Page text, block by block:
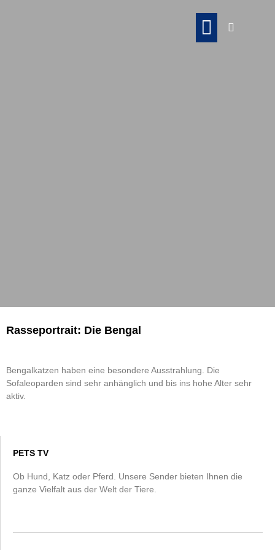
Rasseportrait: Die Bengal
Bengalkatzen haben eine besondere Ausstrahlung. Die
Sofaleoparden sind sehr anhänglich und bis ins hohe Alter sehr
aktiv.
PETS TV
Ob Hund, Katz oder Pferd. Unsere Sender bieten Ihnen die
ganze Vielfalt aus der Welt der Tiere.